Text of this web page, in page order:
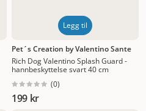
Legg til
Pet´s Creation by Valentino Sante
Rich Dog Valentino Splash Guard -
hannbeskyttelse svart 40 cm
(0)
199 kr